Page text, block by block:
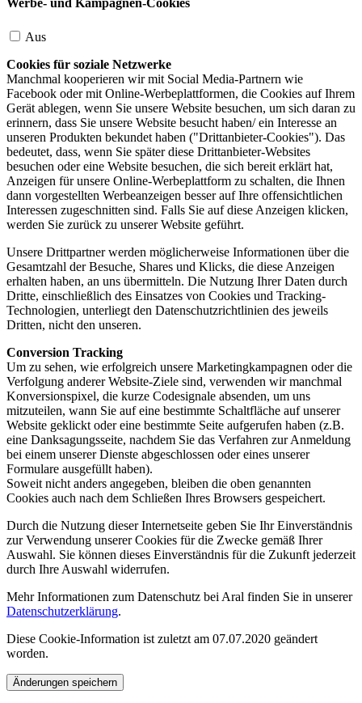
Werbe- und Kampagnen-Cookies
Aus
Cookies für soziale Netzwerke
Manchmal kooperieren wir mit Social Media-Partnern wie
Facebook oder mit Online-Werbeplattformen, die Cookies auf Ihrem
Gerät ablegen, wenn Sie unsere Website besuchen, um sich daran zu
erinnern, dass Sie unsere Website besucht haben/ ein Interesse an
unseren Produkten bekundet haben ("Drittanbieter-Cookies"). Das
bedeutet, dass, wenn Sie später diese Drittanbieter-Websites
besuchen oder eine Website besuchen, die sich bereit erklärt hat,
Anzeigen für unsere Online-Werbeplattform zu schalten, die Ihnen
dann vorgestellten Werbeanzeigen besser auf Ihre offensichtlichen
Interessen zugeschnitten sind. Falls Sie auf diese Anzeigen klicken,
werden Sie zurück zu unserer Website geführt.
Unsere Drittpartner werden möglicherweise Informationen über die
Gesamtzahl der Besuche, Shares und Klicks, die diese Anzeigen
erhalten haben, an uns übermitteln. Die Nutzung Ihrer Daten durch
Dritte, einschließlich des Einsatzes von Cookies und Tracking-
Technologien, unterliegt den Datenschutzrichtlinien des jeweils
Dritten, nicht den unseren.
Conversion Tracking
Um zu sehen, wie erfolgreich unsere Marketingkampagnen oder die
Verfolgung anderer Website-Ziele sind, verwenden wir manchmal
Konversionspixel, die kurze Codesignale absenden, um uns
mitzuteilen, wann Sie auf eine bestimmte Schaltfläche auf unserer
Website geklickt oder eine bestimmte Seite aufgerufen haben (z.B.
eine Danksagungsseite, nachdem Sie das Verfahren zur Anmeldung
bei einem unserer Dienste abgeschlossen oder eines unserer
Formulare ausgefüllt haben).
Soweit nicht anders angegeben, bleiben die oben genannten
Cookies auch nach dem Schließen Ihres Browsers gespeichert.
Durch die Nutzung dieser Internetseite geben Sie Ihr Einverständnis
zur Verwendung unserer Cookies für die Zwecke gemäß Ihrer
Auswahl. Sie können dieses Einverständnis für die Zukunft jederzeit
durch Ihre Auswahl widerrufen.
Mehr Informationen zum Datenschutz bei Aral finden Sie in unserer
Datenschutzerklärung.
Diese Cookie-Information ist zuletzt am 07.07.2020 geändert
worden.
Änderungen speichern